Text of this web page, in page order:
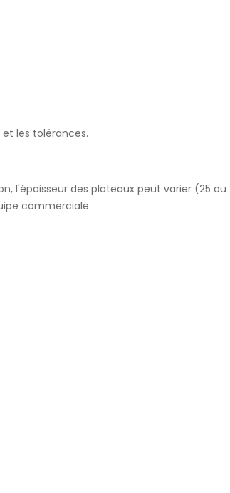
les tolérances.
l'épaisseur des plateaux peut varier (25
commerciale.